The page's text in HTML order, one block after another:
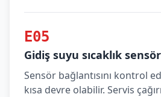
E05
Gidiş suyu sıcaklık
Sensör bağlantısını kontrol
kısa devre olabilir. Servis